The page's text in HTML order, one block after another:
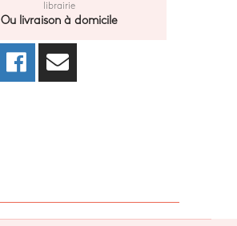
librairie
Ou livraison à domicile